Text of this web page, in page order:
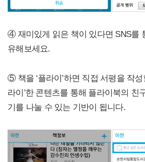
④ 재미있게 읽은 책이 있다면 SNS를
유해보세요.
⑤ 책을 ‘플라이’하면 직접 서평을 작성
라이’한 콘텐츠를 통해 플라이북의 친
기를 나눌 수 있는 기반이 됩니다.